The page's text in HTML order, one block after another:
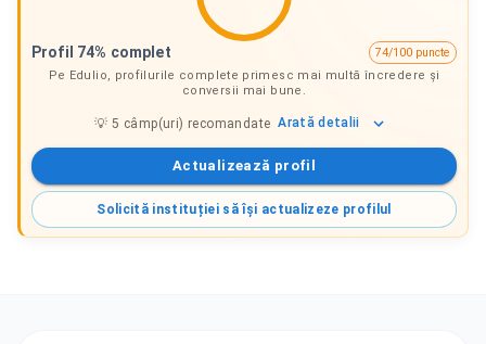
Profil 74% complet
74/100 puncte
Pe Edulio, profilurile complete primesc mai multă încredere și
conversii mai bune.
💡5 câmp(uri) recomandate Arată detalii
Actualizează profil
Solicită instituției să își actualizeze profilul